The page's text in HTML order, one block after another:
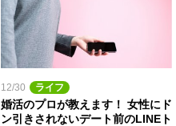
12/30 ライフ
婚活のプロが教えます！ 女性にド
ン引きされないデート前のLINEト